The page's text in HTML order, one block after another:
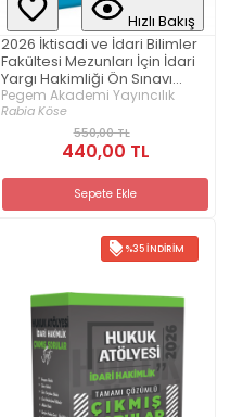
Hızlı Bakış
2026 İktisadi ve İdari Bilimler
Fakültesi Mezunları İçin İdari
Yargı Hakimliği Ön Sınavı
Ticaret Hukuku Konu Anlatımlı
Pegem Akademi Yayıncılık
Rabia Köse
550,00 TL
440,00 TL
Sepete Ekle
%35 İNDIRIM